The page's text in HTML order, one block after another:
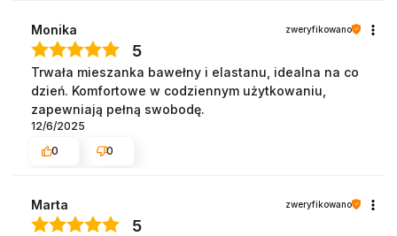
Monika zweryfikowano
5
Trwała mieszanka bawełny i elastanu, idealna na co
dzień. Komfortowe w codziennym użytkowaniu,
zapewniają pełną swobodę.
12/6/2025
0
0
Marta zweryfikowano
5